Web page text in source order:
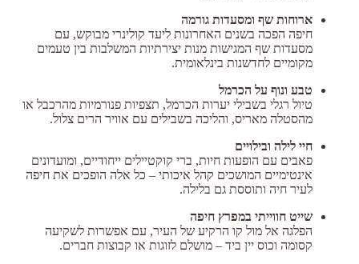
ארוחות שף ומסעדות גורמה
חיפה הפכה בשנים האחרונות ליעד קולינרי מבוקש, עם
מסעדות שף המגישות מנות יצירתיות המשלבות בין טעמים
מקומיים לחדשנות בינלאומית.
טבע ונוף על הכרמל
טיול רגלי בשבילי יערות הכרמל, תצפיות פנורמיות מהרכבל או
מהסטלה מאריס, והליכה בשבילים עם אוויר הרים צלול.
חיי לילה ובילויים
פאבים עם הופעות חיות, ברי קוקטיילים ייחודיים, ומועדונים
אינטימיים המושכים קהל איכותי – כל אלה הופכים את חיפה
לעיר חיה ותוססת גם בלילה.
שייט חווייתי במפרץ חיפה
הפלגה אל מול קו הרקיע של העיר, עם אפשרות לשקיעה
קסומה וכוס יין ביד – מושלם לזוגות או קבוצות חברים.